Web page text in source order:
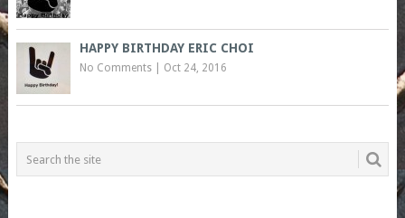
HAPPY BIRTHDAY ERIC CHOI
No Comments| Oct 24, 2016